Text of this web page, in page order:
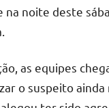
noite deste
as equipes
o suspeito